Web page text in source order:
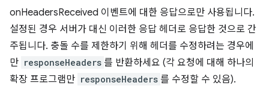
onHeadersReceived 이벤트에 대한 응답으로만 사용됩니다.
설정된 경우 서버가 대신 이러한 응답 헤더로 응답한 것으로 간
주됩니다. 충돌 수를 제한하기 위해 헤더를 수정하려는 경우에
만 responseHeaders 를 반환하세요 (각 요청에 대해 하나의
확장 프로그램만 responseHeaders 를 수정할 수 있음).